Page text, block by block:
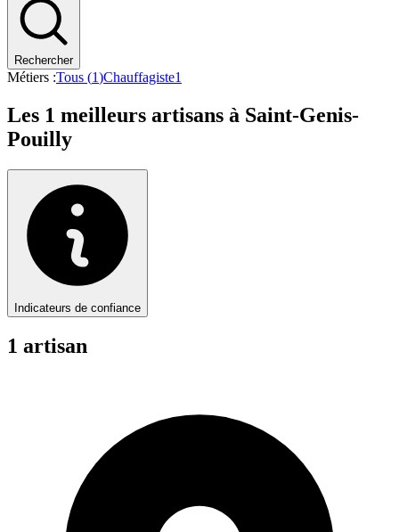
Rechercher
Métiers :Tous (1)Chauffagiste1
Les 1 meilleurs artisans à Saint-Genis-
Pouilly
Indicateurs de confiance
1 artisan